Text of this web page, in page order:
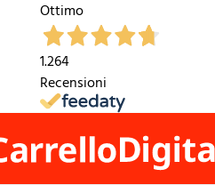
Ottimo
1.264
Recensioni